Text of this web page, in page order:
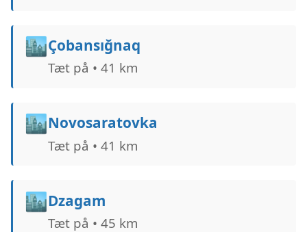
🏙️Çobansığnaq
Tæt på • 41 km
🏙️Novosaratovka
Tæt på • 41 km
🏙️Dzagam
Tæt på • 45 km